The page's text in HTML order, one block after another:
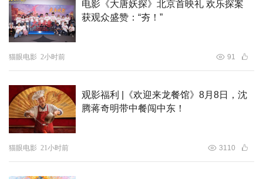
有限公司、深圳亦境健康管理有限公司、深圳市中企连商务
发展有限公司、深圳市捷超行模具有限公司、江苏派之文化
产业集团有限公司、上海胜辉天承影业有限公司联合出品。
3月2日，皇甫泊元主演新作《戏杀》，“金公子”驾到，定将
不负众望！
电影《大唐妖探》北京首映礼 欢乐探案
获观众盛赞：“夯！”
猫眼电影 2小时前 91
观影福利 |《欢迎来龙餐馆》8月8日，沈
腾蒋奇明带中餐闯中东！
猫眼电影 21小时前 3110